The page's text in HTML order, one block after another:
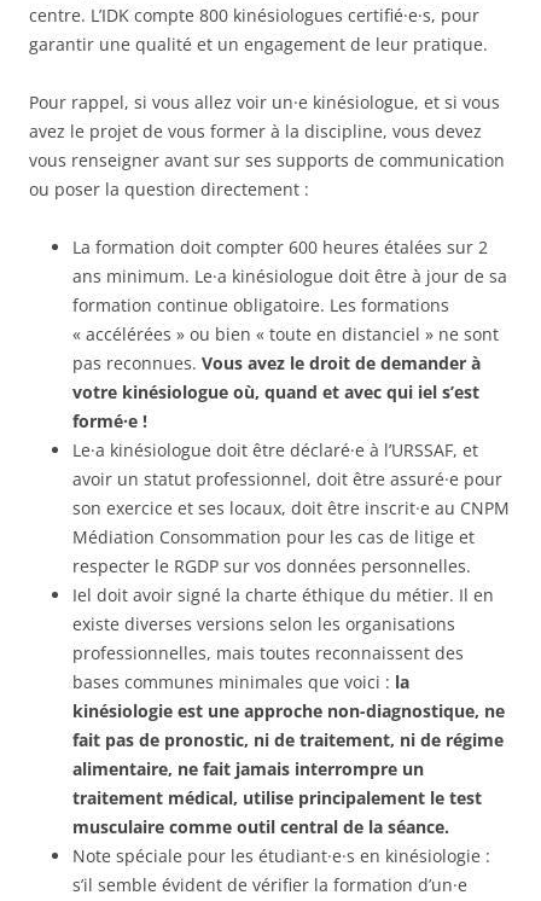
centre. L’IDK compte 800 kinésiologues certifié·e·s, pour
garantir une qualité et un engagement de leur pratique.
Pour rappel, si vous allez voir un·e kinésiologue, et si vous
avez le projet de vous former à la discipline, vous devez
vous renseigner avant sur ses supports de communication
ou poser la question directement :
La formation doit compter 600 heures étalées sur 2
ans minimum. Le·a kinésiologue doit être à jour de sa
formation continue obligatoire. Les formations
« accélérées » ou bien « toute en distanciel » ne sont
pas reconnues. Vous avez le droit de demander à
votre kinésiologue où, quand et avec qui iel s’est
formé·e !
Le·a kinésiologue doit être déclaré·e à l’URSSAF, et
avoir un statut professionnel, doit être assuré·e pour
son exercice et ses locaux, doit être inscrit·e au CNPM
Médiation Consommation pour les cas de litige et
respecter le RGDP sur vos données personnelles.
Iel doit avoir signé la charte éthique du métier. Il en
existe diverses versions selon les organisations
professionnelles, mais toutes reconnaissent des
bases communes minimales que voici : la
kinésiologie est une approche non-diagnostique, ne
fait pas de pronostic, ni de traitement, ni de régime
alimentaire, ne fait jamais interrompre un
traitement médical, utilise principalement le test
musculaire comme outil central de la séance.
Note spéciale pour les étudiant·e·s en kinésiologie :
s’il semble évident de vérifier la formation d’un·e